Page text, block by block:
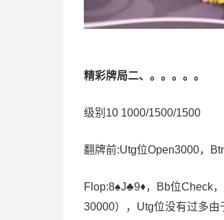
精彩牌局二、。。。。。
级别10 1000/1500/1500
翻牌前:Utg位Open3000，
Flop:8♠️J♣️9♦️，Bb位Check
30000），Utg位没有过多